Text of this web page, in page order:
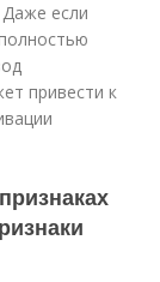
если
привести к